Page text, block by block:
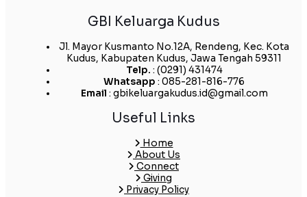
GBI Keluarga Kudus
Jl. Mayor Kusmanto No.12A, Rendeng, Kec. Kota
Kudus, Kabupaten Kudus, Jawa Tengah 59311
Telp. : (0291) 431474
Whatsapp : 085-281-816-776
Email : gbikeluargakudus.id@gmail.com
Useful Links
Home
About Us
Connect
Giving
Privacy Policy